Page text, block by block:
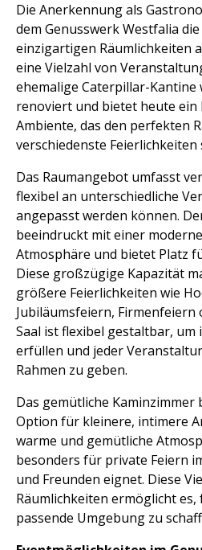
Die Anerkennung als
dem Genusswerk Westfalia
einzigartigen Räumlichkeiten
eine Vielzahl von
ehemalige Caterpillar-
renoviert und bietet heute ein
Ambiente, das den perfekten
verschiedenste Feierlichkeiten
Das Raumangebot umfasst
flexibel an unterschiedliche
angepasst werden können.
beeindruckt mit einer
Atmosphäre und bietet Platz
Diese großzügige Kapazität
größere Feierlichkeiten wie
Jubiläumsfeiern, Firmenfeiern
Saal ist flexibel gestaltbar, um
erfüllen und jeder
Rahmen zu geben.
Das gemütliche
Option für kleinere, intimere
warme und gemütliche
besonders für private Feiern
und Freunden eignet. Diese
Räumlichkeiten ermöglicht es,
passende Umgebung zu